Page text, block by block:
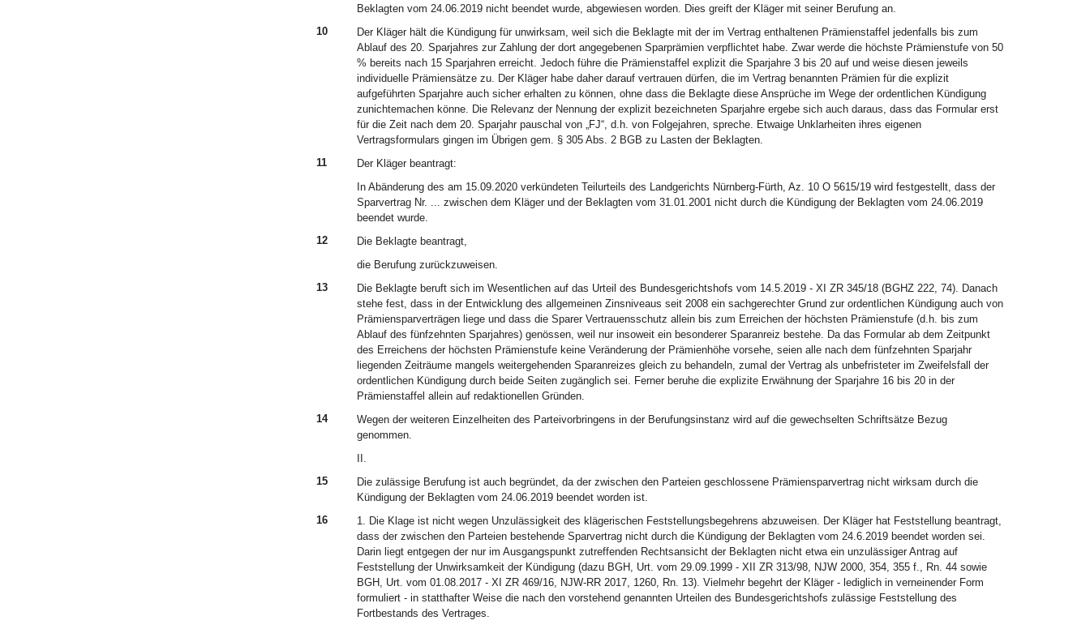
Beklagten vom 24.06.2019 nicht beendet wurde, abgewiesen worden. Dies greift der Kläger mit seiner Berufung an.
10
Der Kläger hält die Kündigung für unwirksam, weil sich die Beklagte mit der im Vertrag enthaltenen Prämienstaffel jedenfalls bis zum
Ablauf des 20. Sparjahres zur Zahlung der dort angegebenen Sparprämien verpflichtet habe. Zwar werde die höchste Prämienstufe von 50
% bereits nach 15 Sparjahren erreicht. Jedoch führe die Prämienstaffel explizit die Sparjahre 3 bis 20 auf und weise diesen jeweils
individuelle Prämiensätze zu. Der Kläger habe daher darauf vertrauen dürfen, die im Vertrag benannten Prämien für die explizit
aufgeführten Sparjahre auch sicher erhalten zu können, ohne dass die Beklagte diese Ansprüche im Wege der ordentlichen Kündigung
zunichtemachen könne. Die Relevanz der Nennung der explizit bezeichneten Sparjahre ergebe sich auch daraus, dass das Formular erst
für die Zeit nach dem 20. Sparjahr pauschal von „FJ“, d.h. von Folgejahren, spreche. Etwaige Unklarheiten ihres eigenen
Vertragsformulars gingen im Übrigen gem. § 305 Abs. 2 BGB zu Lasten der Beklagten.
11
Der Kläger beantragt:
In Abänderung des am 15.09.2020 verkündeten Teilurteils des Landgerichts Nürnberg-Fürth, Az. 10 O 5615/19 wird festgestellt, dass der
Sparvertrag Nr. ... zwischen dem Kläger und der Beklagten vom 31.01.2001 nicht durch die Kündigung der Beklagten vom 24.06.2019
beendet wurde.
12
Die Beklagte beantragt,
die Berufung zurückzuweisen.
13
Die Beklagte beruft sich im Wesentlichen auf das Urteil des Bundesgerichtshofs vom 14.5.2019 - XI ZR 345/18 (BGHZ 222, 74). Danach
stehe fest, dass in der Entwicklung des allgemeinen Zinsniveaus seit 2008 ein sachgerechter Grund zur ordentlichen Kündigung auch von
Prämiensparverträgen liege und dass die Sparer Vertrauensschutz allein bis zum Erreichen der höchsten Prämienstufe (d.h. bis zum
Ablauf des fünfzehnten Sparjahres) genössen, weil nur insoweit ein besonderer Sparanreiz bestehe. Da das Formular ab dem Zeitpunkt
des Erreichens der höchsten Prämienstufe keine Veränderung der Prämienhöhe vorsehe, seien alle nach dem fünfzehnten Sparjahr
liegenden Zeiträume mangels weitergehenden Sparanreizes gleich zu behandeln, zumal der Vertrag als unbefristeter im Zweifelsfall der
ordentlichen Kündigung durch beide Seiten zugänglich sei. Ferner beruhe die explizite Erwähnung der Sparjahre 16 bis 20 in der
Prämienstaffel allein auf redaktionellen Gründen.
14
Wegen der weiteren Einzelheiten des Parteivorbringens in der Berufungsinstanz wird auf die gewechselten Schriftsätze Bezug
genommen.
II.
15
Die zulässige Berufung ist auch begründet, da der zwischen den Parteien geschlossene Prämiensparvertrag nicht wirksam durch die
Kündigung der Beklagten vom 24.06.2019 beendet worden ist.
16
1. Die Klage ist nicht wegen Unzulässigkeit des klägerischen Feststellungsbegehrens abzuweisen. Der Kläger hat Feststellung beantragt,
dass der zwischen den Parteien bestehende Sparvertrag nicht durch die Kündigung der Beklagten vom 24.6.2019 beendet worden sei.
Darin liegt entgegen der nur im Ausgangspunkt zutreffenden Rechtsansicht der Beklagten nicht etwa ein unzulässiger Antrag auf
Feststellung der Unwirksamkeit der Kündigung (dazu BGH, Urt. vom 29.09.1999 - XII ZR 313/98, NJW 2000, 354, 355 f., Rn. 44 sowie
BGH, Urt. vom 01.08.2017 - XI ZR 469/16, NJW-RR 2017, 1260, Rn. 13). Vielmehr begehrt der Kläger - lediglich in verneinender Form
formuliert - in statthafter Weise die nach den vorstehend genannten Urteilen des Bundesgerichtshofs zulässige Feststellung des
Fortbestands des Vertrages.